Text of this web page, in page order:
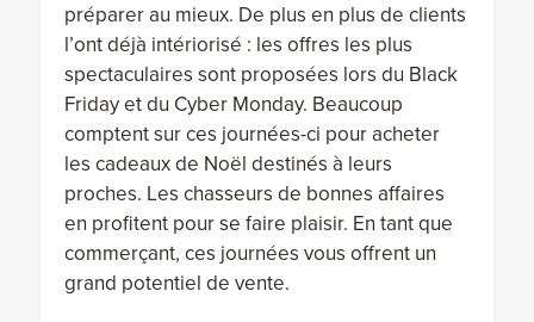
préparer au mieux. De plus en plus de clients
l’ont déjà intériorisé : les offres les plus
spectaculaires sont proposées lors du Black
Friday et du Cyber Monday. Beaucoup
comptent sur ces journées-ci pour acheter
les cadeaux de Noël destinés à leurs
proches. Les chasseurs de bonnes affaires
en profitent pour se faire plaisir. En tant que
commerçant, ces journées vous offrent un
grand potentiel de vente.